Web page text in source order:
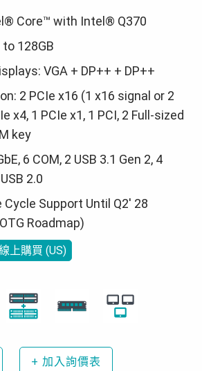
Core™ with Intel® Q370
to 128GB
VGA + DP++ + DP++
2 PCIe x16 (1 x16 signal or 2
x4, 1 PCIe x1, 1 PCI, 2 Full-sized
key
6 COM, 2 USB 3.1 Gen 2, 4
2.0
Cycle Support Until Q2' 28
Roadmap)
上購買 (US)
+ 加入詢價表